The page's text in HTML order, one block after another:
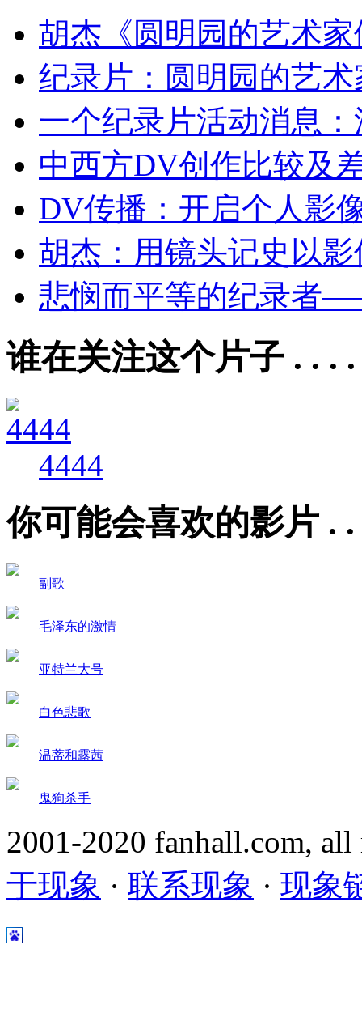
胡杰《圆明园的艺术家
纪录片：圆明园的艺术
一个纪录片活动消息
中西方DV创作比较及
DV传播：开启个人影
胡杰：用镜头记史以
悲悯而平等的纪录者
谁在关注这个片子 . . . .
4444
你可能会喜欢的影片 . .
副歌
毛泽东的激情
亚特兰大号
白色悲歌
温蒂和露茜
鬼狗杀手
2001-2020 fanhall.com,
于现象 · 联系现象 · 现象